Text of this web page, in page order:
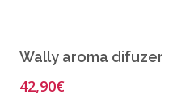
Wally aroma difuzer
42,90€